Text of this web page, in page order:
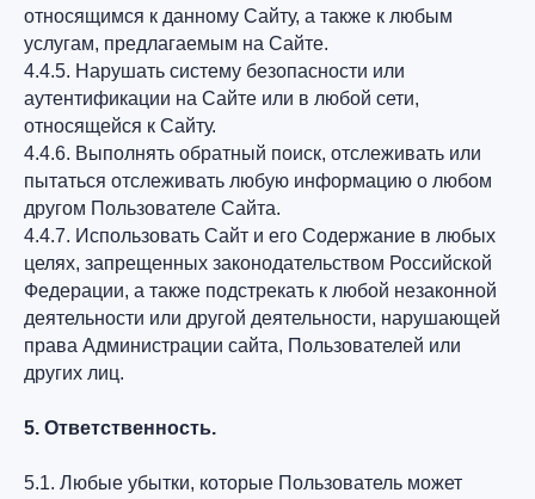
относящимся к данному Сайту, а также к любым
услугам, предлагаемым на Сайте.
4.4.5. Нарушать систему безопасности или
аутентификации на Сайте или в любой сети,
относящейся к Сайту.
4.4.6. Выполнять обратный поиск, отслеживать или
пытаться отслеживать любую информацию о любом
другом Пользователе Сайта.
4.4.7. Использовать Сайт и его Содержание в любых
целях, запрещенных законодательством Российской
Федерации, а также подстрекать к любой незаконной
деятельности или другой деятельности, нарушающей
права Администрации сайта, Пользователей или
других лиц.
5. Ответственность.
5.1. Любые убытки, которые Пользователь может